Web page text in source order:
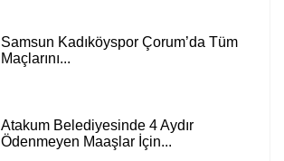
Samsun Kadıköyspor Çorum’da Tüm
Maçlarını...
Atakum Belediyesinde 4 Aydır
Ödenmeyen Maaşlar İçin...